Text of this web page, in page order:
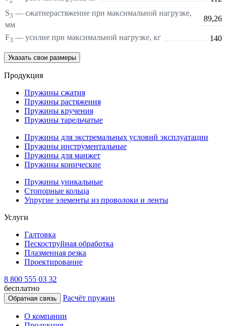
S3 — сжатиерастяжение при максимальной нагрузке,
мм
89,26
F3 — усилие при максимальной нагрузке, кг 140
Указать свои размеры
Продукция
Пружины сжатия
Пружины растяжения
Пружины кручения
Пружины тарельчатые
Пружины для экстремальных условий эксплуатации
Пружины инструментальные
Пружины для манжет
Пружины конические
Пружины уникальные
Стопорные кольца
Упругие элементы из проволоки и ленты
Услуги
Галтовка
Пескоструйная обработка
Плазменная резка
Проектирование
8 800 555 03 32
бесплатно
Обратная связь Расчёт пружин
О компании